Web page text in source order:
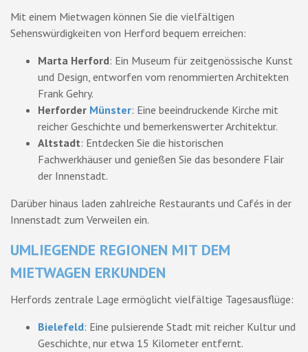
Mit einem Mietwagen können Sie die vielfältigen
Sehenswürdigkeiten von Herford bequem erreichen:
Marta Herford: Ein Museum für zeitgenössische Kunst
und Design, entworfen vom renommierten Architekten
Frank Gehry.
Herforder Münster: Eine beeindruckende Kirche mit
reicher Geschichte und bemerkenswerter Architektur.
Altstadt: Entdecken Sie die historischen
Fachwerkhäuser und genießen Sie das besondere Flair
der Innenstadt.
Darüber hinaus laden zahlreiche Restaurants und Cafés in der
Innenstadt zum Verweilen ein.
UMLIEGENDE REGIONEN MIT DEM
MIETWAGEN ERKUNDEN
Herfords zentrale Lage ermöglicht vielfältige Tagesausflüge:
Bielefeld: Eine pulsierende Stadt mit reicher Kultur und
Geschichte, nur etwa 15 Kilometer entfernt.